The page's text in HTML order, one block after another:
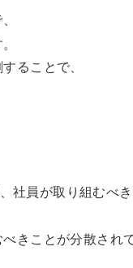
ることで、
社員が取り組むべ
きことが分散され